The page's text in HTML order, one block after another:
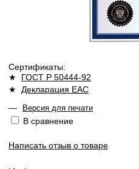
Сертификаты:
★ ГОСТ Р 50444-92
★ Декларация ЕАС
—
Версия для печати
В сравнение
Написать отзыв о товаре